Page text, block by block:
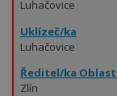
Luhačovice
Uklízeč/ka
Luhačovice
Ředitel/ka
Zlín